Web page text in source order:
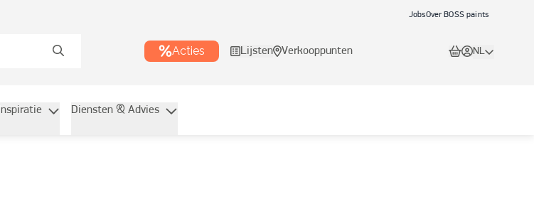
JobsOver BOSS paints
Acties Lijsten Verkooppunten NL
Inspiratie Diensten & Advies